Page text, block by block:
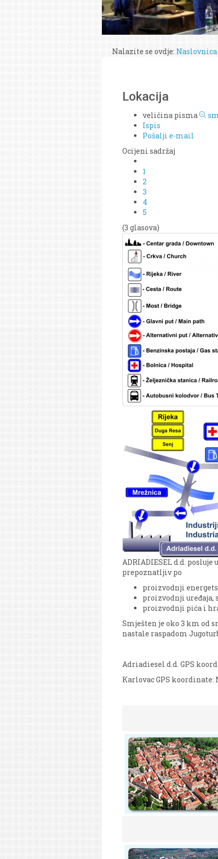
Nalazite se ovdje: Naslovnica
Lokacija
veličina pisma
Ispis
Pošalji e-mail
Ocijeni sadržaj
1
2
3
4
5
(3 glasova)
ADRIADIESEL d.d.
prepoznatljiv po
proizvodnji
proizvodnji
proizvodnji pića i
Smješten je oko 3 km od
nastale raspadom
Adriadiesel d.d. GPS
Karlovac GPS koordinate: N